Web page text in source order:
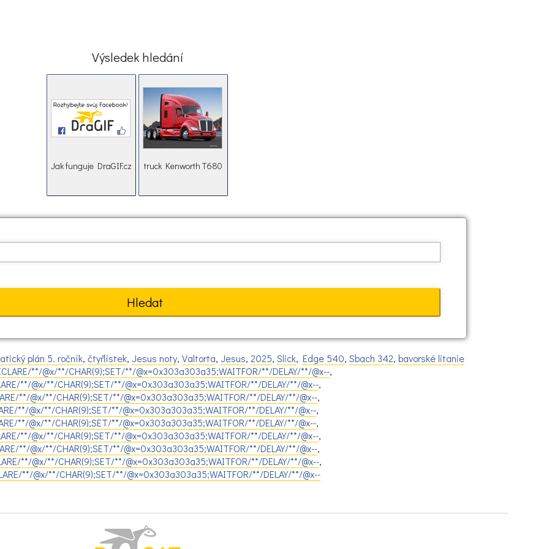
Výsledek hledání
Jak funguje DraGIF.cz truck Kenworth T680
plán 5. ročník, čtyřlístek, Jesus noty, Valtorta, Jesus, 2025, Slick, Edge 540, Sbach 342, bavorské litanie
**/@x/**/CHAR(9);SET/**/@x=0x303a303a35;WAITFOR/**/DELAY/**/@x--,
**/@x/**/CHAR(9);SET/**/@x=0x303a303a35;WAITFOR/**/DELAY/**/@x--,
**/@x/**/CHAR(9);SET/**/@x=0x303a303a35;WAITFOR/**/DELAY/**/@x--,
**/@x/**/CHAR(9);SET/**/@x=0x303a303a35;WAITFOR/**/DELAY/**/@x--,
**/@x/**/CHAR(9);SET/**/@x=0x303a303a35;WAITFOR/**/DELAY/**/@x--,
**/@x/**/CHAR(9);SET/**/@x=0x303a303a35;WAITFOR/**/DELAY/**/@x--,
**/@x/**/CHAR(9);SET/**/@x=0x303a303a35;WAITFOR/**/DELAY/**/@x--,
**/@x/**/CHAR(9);SET/**/@x=0x303a303a35;WAITFOR/**/DELAY/**/@x--,
**/@x/**/CHAR(9);SET/**/@x=0x303a303a35;WAITFOR/**/DELAY/**/@x--